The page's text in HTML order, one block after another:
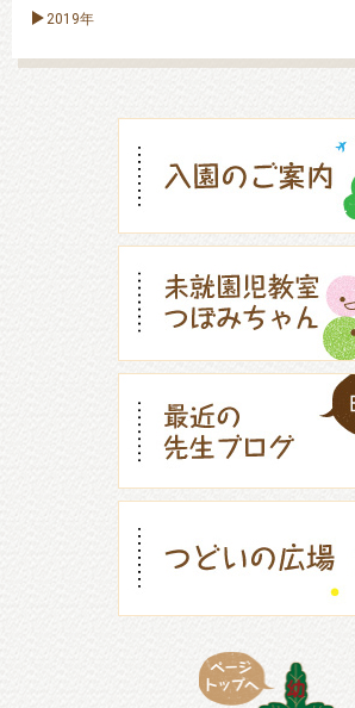
2019年